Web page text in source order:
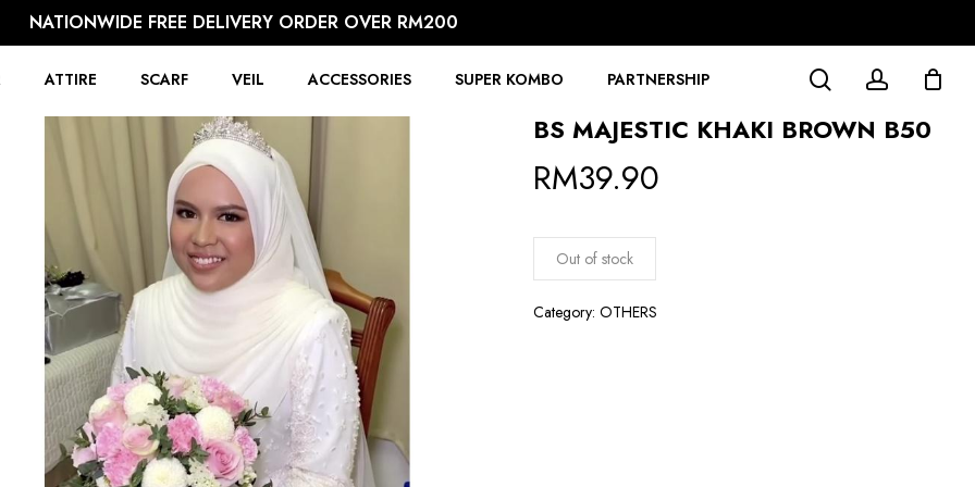
NATIONWIDE FREE DELIVERY ORDER OVER RM200
ATTIRE SCARF VEIL ACCESSORIES SUPER KOMBO PARTNERSHIP searchaccount
BS MAJESTIC KHAKI BROWN B50
RM39.90
Out of stock
Category:OTHERS